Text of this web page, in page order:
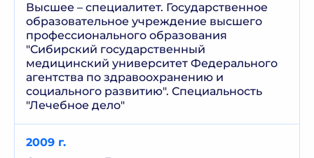
Высшее – специалитет. Государственное
образовательное учреждение высшего
профессионального образования
"Сибирский государственный
медицинский университет Федерального
агентства по здравоохранению и
социального развитию". Специальность
"Лечебное дело"
2009 г.